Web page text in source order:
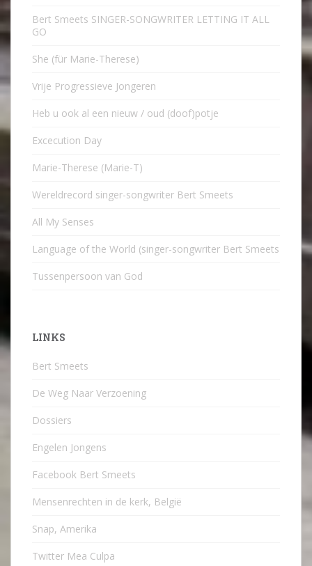
Bert Smeets SINGER-SONGWRITER LETTING IT ALL
GO
She (für Marie-Therese)
Vrije Progressieve Jongeren
Heb u ook al een nieuw / oud (doof)potje
Excecution Day
Marie-Therese (Marie-T)
Wereldrecord singer-songwriter Bert Smeets
All My Senses
Language of the World (singer-songwriter Bert Smeets
Tussenpersoon van God
LINKS
Bert Smeets
De Weg Naar Verzoening
Dossiers
Engelen Jongens
Facebook Bert Smeets
Mensenrechten in de kerk, België
Snap, Amerika
Twitter Mea Culpa